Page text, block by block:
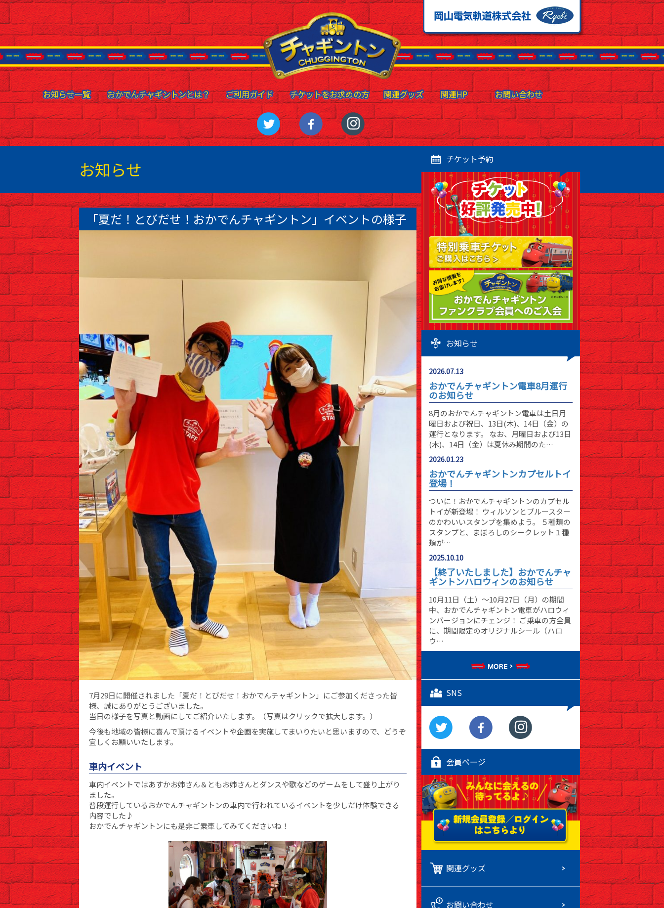
お知らせ一覧
お知らせ一覧 おかでんチャギントンとは？
おかでんチャギントンとは？ ご利用ガイド
ご利用ガイド チケットをお求めの方
チケットをお求めの方 関連グッズ
関連グッズ 関連HP
関連HP お問い合わせ
お問い合わせ
お知らせ
「夏だ！とびだせ！おかでんチャギントン」イベントの様子
7月29日に開催されました「夏だ！とびだせ！おかでんチャギントン」にご参加くださった皆
様、誠にありがとうございました。
当日の様子を写真と動画にしてご紹介いたします。（写真はクリックで拡大します。）
今後も地域の皆様に喜んで頂けるイベントや企画を実施してまいりたいと思いますので、どうぞ
宜しくお願いいたします。
車内イベント
車内イベントではあすかお姉さん＆ともお姉さんとダンスや歌などのゲームをして盛り上がり
ました。
普段運行しているおかでんチャギントンの車内で行われているイベントを少しだけ体験できる
内容でした♪
おかでんチャギントンにも是非ご乗車してみてくださいね！
チケット予約
お知らせ
2026.07.13
おかでんチャギントン電車8月運行
のお知らせ
8月のおかでんチャギントン電車は土日月
曜日および祝日、13日(木)、14日（金）の
運行となります。 なお、月曜日および13日
(木)、14日（金）は夏休み期間のた…
2026.01.23
おかでんチャギントンカプセルトイ
登場！
ついに！おかでんチャギントンのカプセル
トイが新登場！ ウィルソンとブルースター
のかわいいスタンプを集めよう。 ５種類の
スタンプと、まぼろしのシークレット１種
類が…
2025.10.10
【終了いたしました】おかでんチャ
ギントンハロウィンのお知らせ
10月11日（土）～10月27日（月）の期間
中、おかでんチャギントン電車がハロウィ
ンバージョンにチェンジ！ ご乗車の方全員
に、期間限定のオリジナルシール（ハロ
ウ…
SNS
会員ページ
関連グッズ
お問い合わせ